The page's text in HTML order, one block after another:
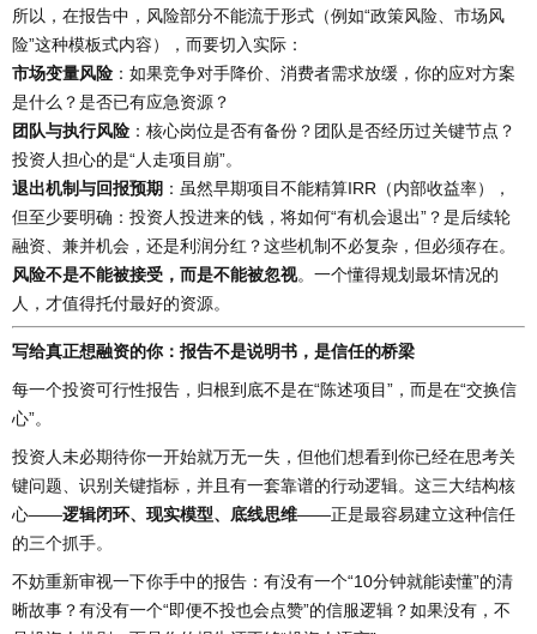
所以，在报告中，风险部分不能流于形式（例如“政策风险、市场风
险”这种模板式内容），而要切入实际：
市场变量风险 ：如果竞争对手降价、消费者需求放缓，你的应对方案
是什么？是否已有应急资源？
团队与执行风险 ：核心岗位是否有备份？团队是否经历过关键节点？
投资人担心的是“人走项目崩”。
退出机制与回报预期 ：虽然早期项目不能精算IRR（内部收益率），
但至少要明确：投资人投进来的钱，将如何“有机会退出”？是后续轮
融资、兼并机会，还是利润分红？这些机制不必复杂，但必须存在。
风险不是不能被接受，而是不能被忽视。一个懂得规划最坏情况的
人，才值得托付最好的资源。
写给真正想融资的你：报告不是说明书，是信任的桥梁
每一个投资可行性报告，归根到底不是在“陈述项目”，而是在“交换信
心”。
投资人未必期待你一开始就万无一失，但他们想看到你已经在思考关
键问题、识别关键指标，并且有一套靠谱的行动逻辑。这三大结构核
心——逻辑闭环、现实模型、底线思维——正是最容易建立这种信任
的三个抓手。
不妨重新审视一下你手中的报告：有没有一个“10分钟就能读懂”的清
晰故事？有没有一个“即便不投也会点赞”的信服逻辑？如果没有，不